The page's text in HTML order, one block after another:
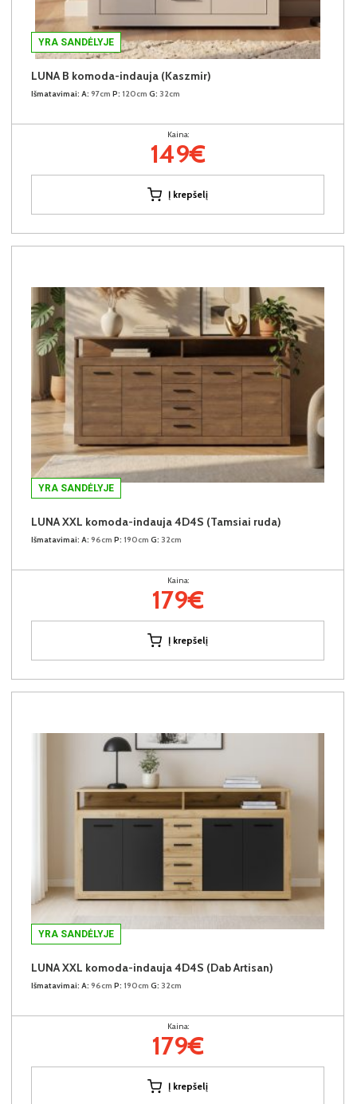
YRA SANDĖLYJE
LUNA B komoda-indauja (Kaszmir)
Išmatavimai: A: 97cm P: 120cm G: 32cm
Kaina:
149€
Į krepšelį
YRA SANDĖLYJE
LUNA XXL komoda-indauja 4D4S (Tamsiai ruda)
Išmatavimai: A: 96cm P: 190cm G: 32cm
Kaina:
179€
Į krepšelį
YRA SANDĖLYJE
LUNA XXL komoda-indauja 4D4S (Dab Artisan)
Išmatavimai: A: 96cm P: 190cm G: 32cm
Kaina:
179€
Į krepšelį